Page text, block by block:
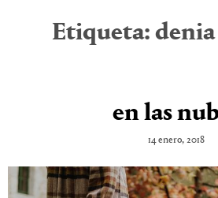
Etiqueta:
en las
14 enero, 2018